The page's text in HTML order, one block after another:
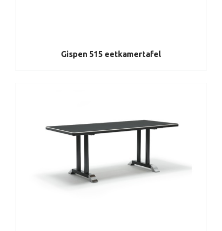
Gispen 515 eetkamertafel